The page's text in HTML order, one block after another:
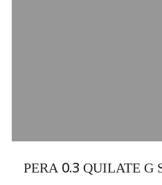
PERA 0.3 QUILATE G